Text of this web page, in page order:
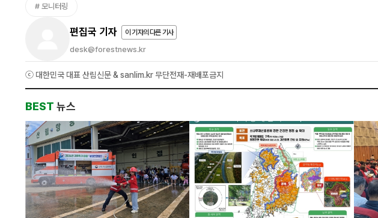
모니터링
편집국 기자 이 기자의 다른 기사
desk@forestnews.kr
ⓒ 대한민국 대표 산림신문 & sanlim.kr 무단전재-재배포금지
BEST 뉴스